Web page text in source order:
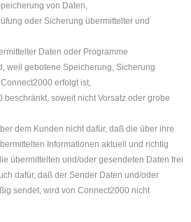
von Daten,
oder Sicherung übermittelter und
Daten oder Programme
weil gebotene Speicherung, Sicherung
erfolgt ist,
beschränkt, soweit nicht Vorsatz oder grobe
dem Kunden nicht dafür, daß die über ihre
Informationen aktuell und richtig
übermittelten und/oder gesendeten Daten frei
dafür, daß der Sender Daten und/oder
sendet, wird von Connect2000 nicht